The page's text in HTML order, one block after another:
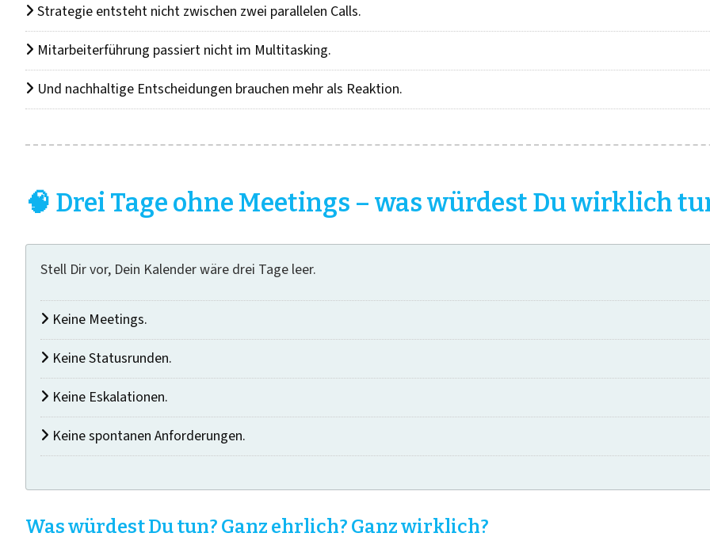
Strategie entsteht nicht zwischen zwei parallelen Calls.
Mitarbeiterführung passiert nicht im Multitasking.
Und nachhaltige Entscheidungen brauchen mehr als Reaktion.
🧠 Drei Tage ohne Meetings – was würdest Du wirklich
Stell Dir vor, Dein Kalender wäre drei Tage leer.
Keine Meetings.
Keine Statusrunden.
Keine Eskalationen.
Keine spontanen Anforderungen.
Was würdest Du tun? Ganz ehrlich? Ganz wirklich?